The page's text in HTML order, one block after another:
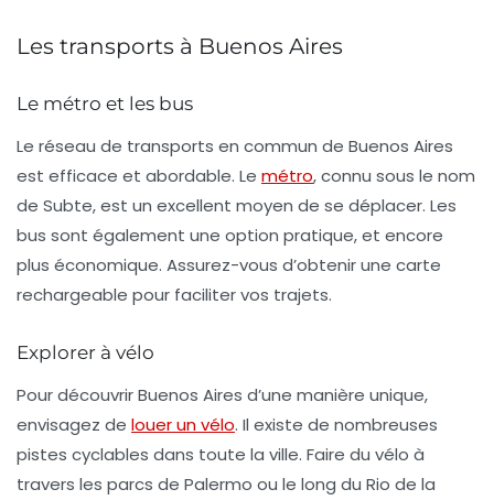
Les transports à Buenos Aires
Le métro et les bus
Le réseau de transports en commun de Buenos Aires
est efficace et abordable. Le métro, connu sous le nom
de Subte, est un excellent moyen de se déplacer. Les
bus sont également une option pratique, et encore
plus économique. Assurez-vous d’obtenir une carte
rechargeable pour faciliter vos trajets.
Explorer à vélo
Pour découvrir Buenos Aires d’une manière unique,
envisagez de louer un vélo. Il existe de nombreuses
pistes cyclables dans toute la ville. Faire du vélo à
travers les parcs de Palermo ou le long du Rio de la